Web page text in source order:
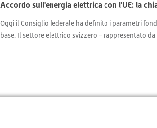
Accordo sull'energia elettrica con l'UE: la
Oggi il Consiglio federale ha definito i parametri
base. Il settore elettrico svizzero – rappresentato da